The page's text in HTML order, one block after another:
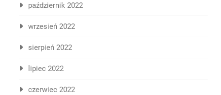
październik 2022
wrzesień 2022
sierpień 2022
lipiec 2022
czerwiec 2022